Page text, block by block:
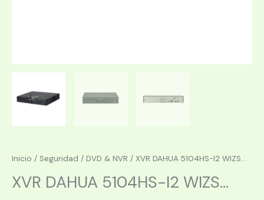
Inicio / Seguridad / DVD & NVR / XVR DAHUA 5104HS-I2 WIZS...
XVR DAHUA 5104HS-I2 WIZS...